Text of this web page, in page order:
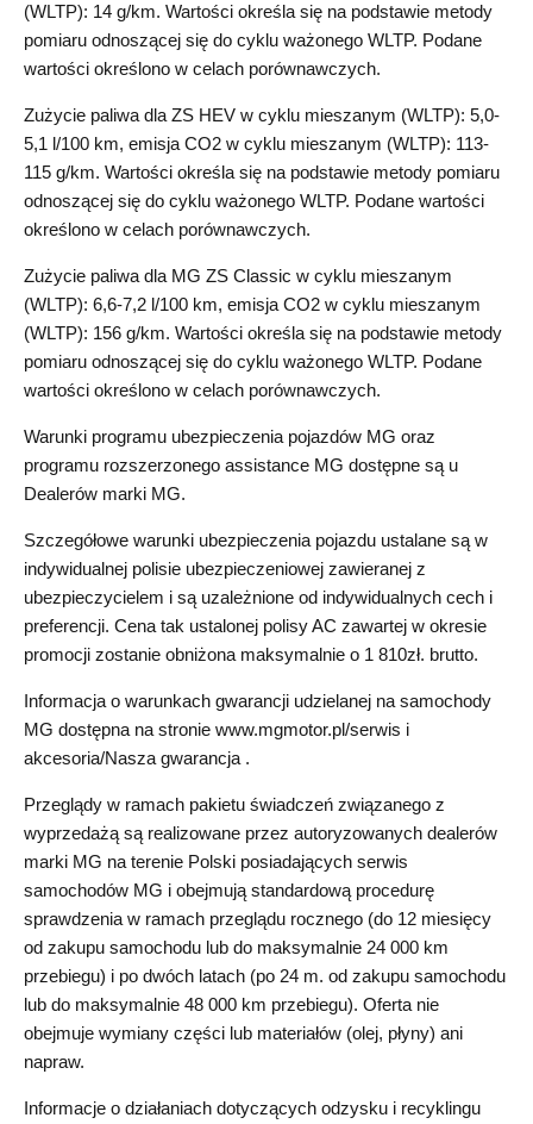
(WLTP): 14 g/km. Wartości określa się na podstawie metody
pomiaru odnoszącej się do cyklu ważonego WLTP. Podane
wartości określono w celach porównawczych.
Zużycie paliwa dla ZS HEV w cyklu mieszanym (WLTP): 5,0-
5,1 l/100 km, emisja CO2 w cyklu mieszanym (WLTP): 113-
115 g/km. Wartości określa się na podstawie metody pomiaru
odnoszącej się do cyklu ważonego WLTP. Podane wartości
określono w celach porównawczych.
Zużycie paliwa dla MG ZS Classic w cyklu mieszanym
(WLTP): 6,6-7,2 l/100 km, emisja CO2 w cyklu mieszanym
(WLTP): 156 g/km. Wartości określa się na podstawie metody
pomiaru odnoszącej się do cyklu ważonego WLTP. Podane
wartości określono w celach porównawczych.
Warunki programu ubezpieczenia pojazdów MG oraz
programu rozszerzonego assistance MG dostępne są u
Dealerów marki MG.
Szczegółowe warunki ubezpieczenia pojazdu ustalane są w
indywidualnej polisie ubezpieczeniowej zawieranej z
ubezpieczycielem i są uzależnione od indywidualnych cech i
preferencji. Cena tak ustalonej polisy AC zawartej w okresie
promocji zostanie obniżona maksymalnie o 1 810zł. brutto.
Informacja o warunkach gwarancji udzielanej na samochody
MG dostępna na stronie www.mgmotor.pl/serwis i
akcesoria/Nasza gwarancja .
Przeglądy w ramach pakietu świadczeń związanego z
wyprzedażą są realizowane przez autoryzowanych dealerów
marki MG na terenie Polski posiadających serwis
samochodów MG i obejmują standardową procedurę
sprawdzenia w ramach przeglądu rocznego (do 12 miesięcy
od zakupu samochodu lub do maksymalnie 24 000 km
przebiegu) i po dwóch latach (po 24 m. od zakupu samochodu
lub do maksymalnie 48 000 km przebiegu). Oferta nie
obejmuje wymiany części lub materiałów (olej, płyny) ani
napraw.
Informacje o działaniach dotyczących odzysku i recyklingu